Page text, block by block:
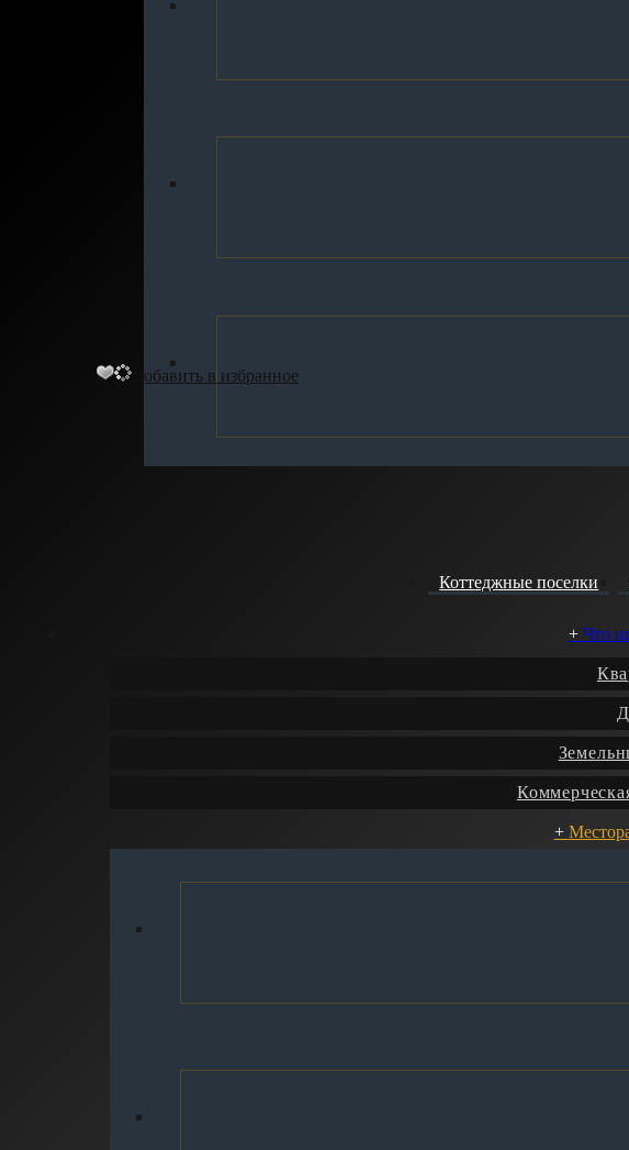
Коттеджные поселки
Что
Добавить в избранное